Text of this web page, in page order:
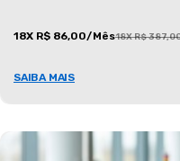
18X R$ 86,00/Mês18X R$
SAIBA MAIS